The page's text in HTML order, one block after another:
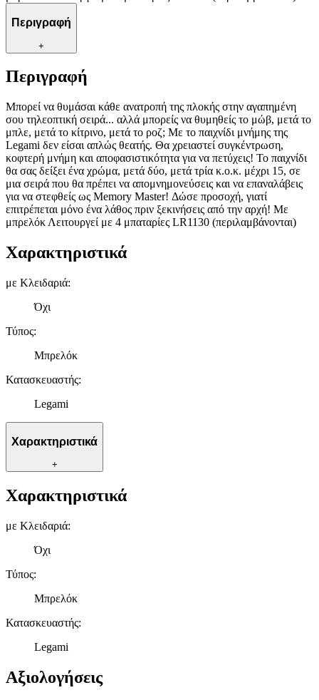
Περιγραφή
+
Περιγραφή
Μπορεί να θυμάσαι κάθε ανατροπή της πλοκής στην αγαπημένη
σου τηλεοπτική σειρά... αλλά μπορείς να θυμηθείς το μώβ, μετά το
μπλε, μετά το κίτρινο, μετά το ροζ; Με το παιχνίδι μνήμης της
Legami δεν είσαι απλώς θεατής. Θα χρειαστεί συγκέντρωση,
κοφτερή μνήμη και αποφασιστικότητα για να πετύχεις! Το παιχνίδι
θα σας δείξει ένα χρώμα, μετά δύο, μετά τρία κ.ο.κ. μέχρι 15, σε
μια σειρά που θα πρέπει να απομνημονεύσεις και να επαναλάβεις
για να στεφθείς ως Memory Master! Δώσε προσοχή, γιατί
επιτρέπεται μόνο ένα λάθος πριν ξεκινήσεις από την αρχή! Με
μπρελόκ Λειτουργεί με 4 μπαταρίες LR1130 (περιλαμβάνονται)
Χαρακτηριστικά
με Κλειδαριά:
Όχι
Τύπος:
Μπρελόκ
Κατασκευαστής:
Legami
Χαρακτηριστικά
+
Χαρακτηριστικά
με Κλειδαριά:
Όχι
Τύπος:
Μπρελόκ
Κατασκευαστής:
Legami
Αξιολογήσεις